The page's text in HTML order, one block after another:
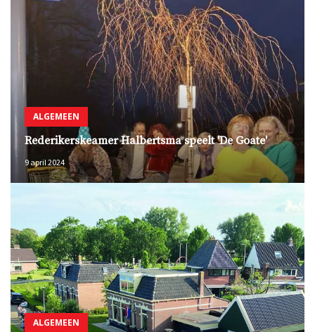
ALGEMEEN
Rederikerskeamer Halbertsma speelt 'De Goate'
9 april 2024
ALGEMEEN